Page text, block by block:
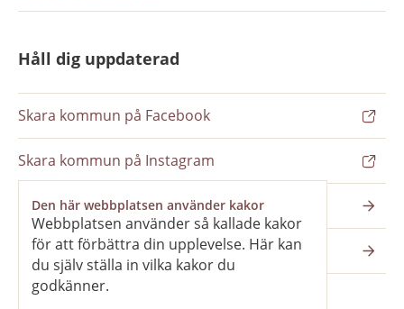
Den här webbplatsen använder kakor
Webbplatsen använder så kallade kakor
för att förbättra din upplevelse. Här kan
du själv ställa in vilka kakor du
godkänner.
Håll dig uppdaterad
Skara kommun på Facebook
Skara kommun på Instagram
Nyhetsbrev
Pressrum